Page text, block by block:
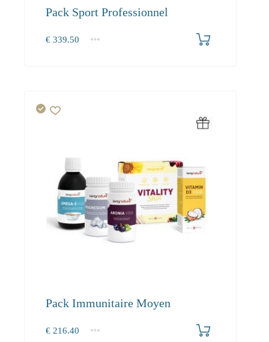
Pack Sport Professionnel
€ 339.50
1+
Pack Immunitaire Moyen
€ 216.40
1+